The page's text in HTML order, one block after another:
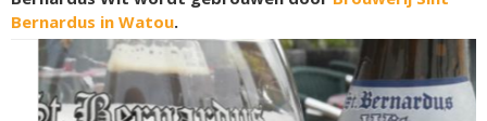
Bernardus in Watou.